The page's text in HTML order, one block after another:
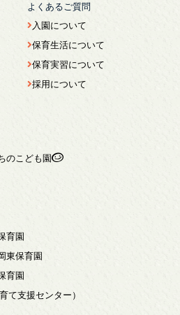
よくあるご質問
入園について
保育生活について
保育実習について
採用について
のこども園
育園
東保育園
育園
て支援センター）